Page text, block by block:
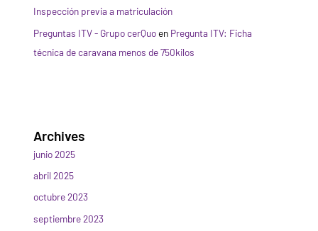
Inspección previa a matriculación
Preguntas ITV - Grupo cerQuoen Pregunta ITV: Ficha
técnica de caravana menos de 750kilos
Archives
junio 2025
abril 2025
octubre 2023
septiembre 2023